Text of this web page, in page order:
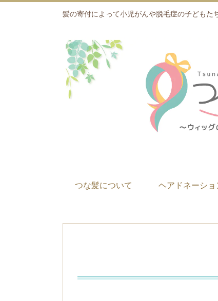
髪の寄付によって小児がんや脱毛症の子どもた
つな髪について ヘアドネーショ